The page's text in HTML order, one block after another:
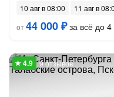
10 авг в 08:00
11 авг в
от44 000 ₽за всё до 4
9 отзывов